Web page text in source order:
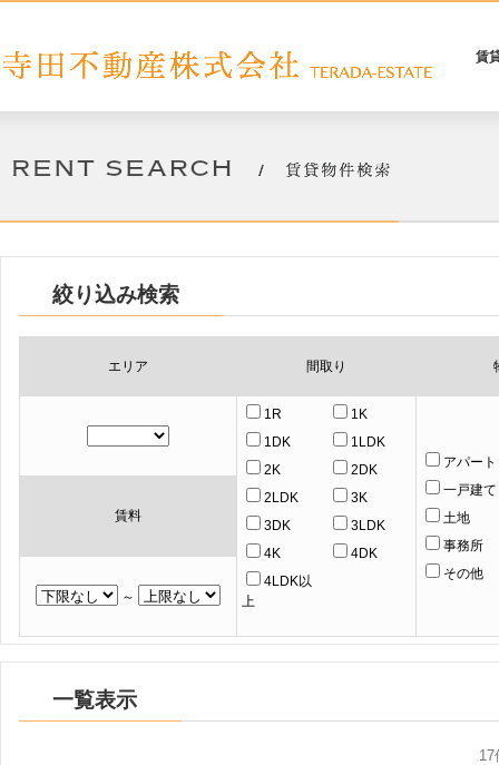
賃
絞り込み検索
エリア 間取り
1R
1K
1DK
1LDK
2K
2DK
2LDK
3K
3DK
3LDK
4K
4DK
4LDK以
上
アパート
一戸建て
土地
事務所
その他
賃料
～
一覧表示
17